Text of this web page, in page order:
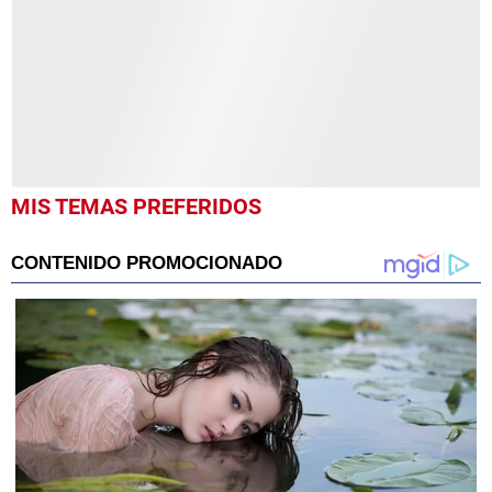
MIS TEMAS PREFERIDOS